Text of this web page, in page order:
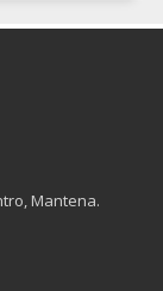
Mantena.